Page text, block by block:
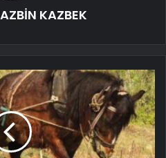
KAZBEK